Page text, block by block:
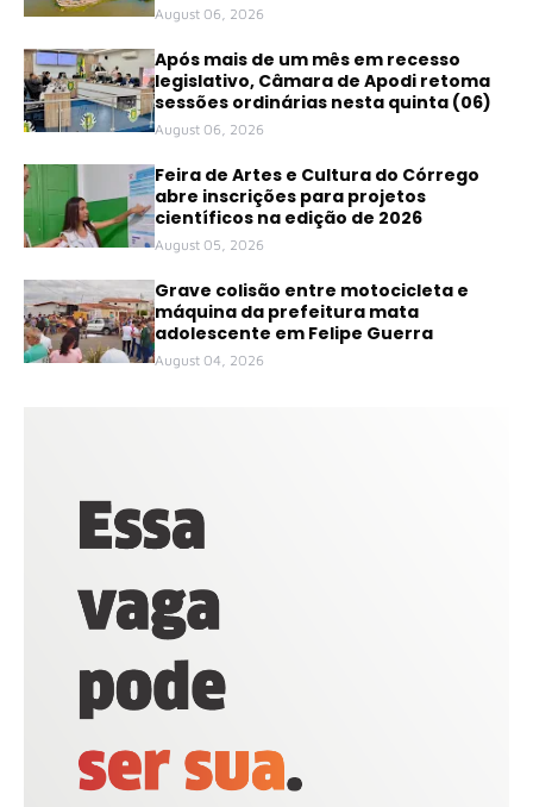
August 06, 2026
Após mais de um mês em recesso
legislativo, Câmara de Apodi retoma
sessões ordinárias nesta quinta (06)
August 06, 2026
Feira de Artes e Cultura do Córrego
abre inscrições para projetos
científicos na edição de 2026
August 05, 2026
Grave colisão entre motocicleta e
máquina da prefeitura mata
adolescente em Felipe Guerra
August 04, 2026